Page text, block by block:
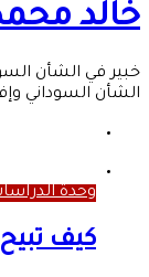
خالد
خبير في الشأن
الشأن السوداني
وحدة
كيف تبيح